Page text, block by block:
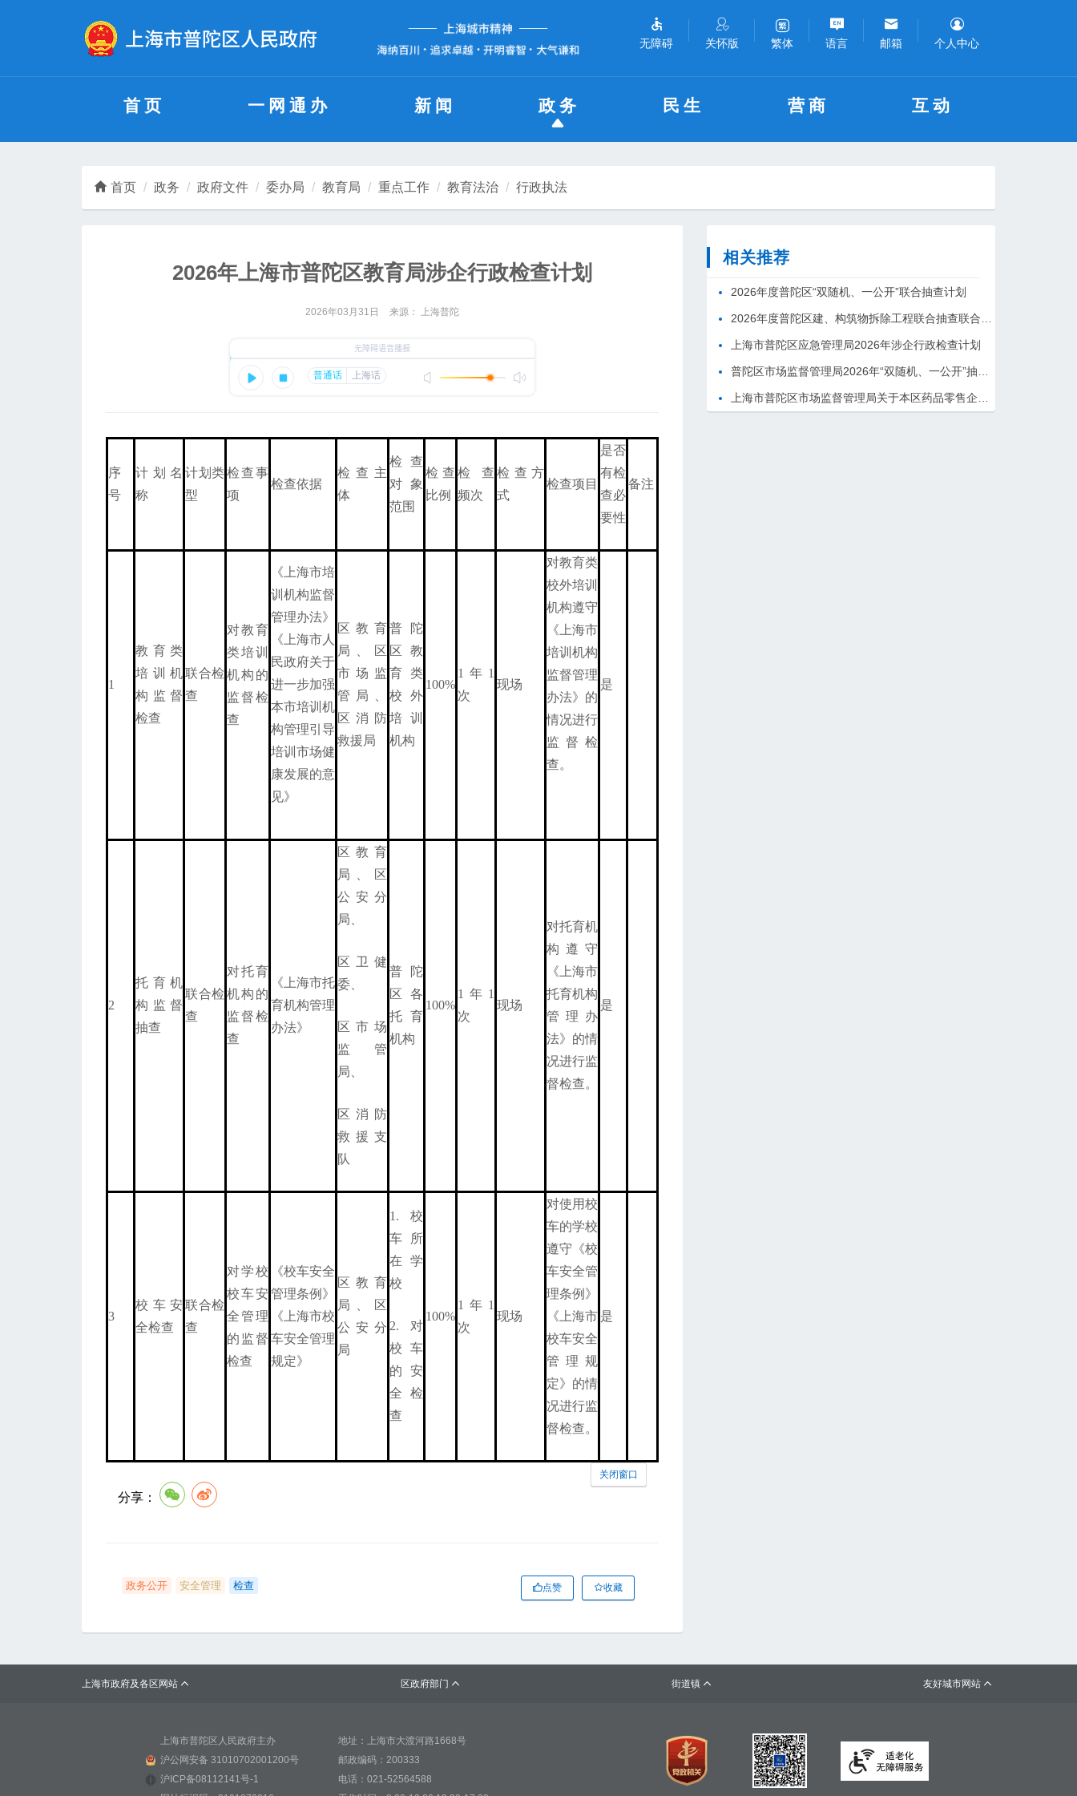
无障碍 关怀版 繁体 语言 邮箱 个人中心
首页 一网通办 新闻 政务 民生 营商 互动
首页 政务 政府文件 委办局 教育局 重点工作 教育法治 行政执法
2026年上海市普陀区教育局涉企行政检查计划
2026年03月31日 来源： 上海普陀
序
号
计划名
称
计划类
型
检查事
项
检查依据
检查主
体
检查
对象
范围
检查
比例
检查
频次
检查方
式
检查项目
是否
有检
查必
要性
备注
1
教育类
培训机
构监督
检查
联合检
查
对教育
类培训
机构的
监督检
查
《上海市培
训机构监督
管理办法》
《上海市人
民政府关于
进一步加强
本市培训机
构管理引导
培训市场健
康发展的意
见》
区教育
局、区
市场监
管局、
区消防
救援局
普陀
区教
育类
校外
培训
机构
100%
1年1
次
现场
对教育类
校外培训
机构遵守
《上海市
培训机构
监督管理
办法》的
情况进行
监督检
查。
是
2
托育机
构监督
抽查
联合检
查
对托育
机构的
监督检
查
《上海市托
育机构管理
办法》
区教育
局、区
公安分
局、
区卫健
委、
区市场
监管
局、
区消防
救援支
队
普陀
区各
托育
机构
100%
1年1
次
现场
对托育机
构遵守
《上海市
托育机构
管理办
法》的情
况进行监
督检查。
是
3
校车安
全检查
联合检
查
对学校
校车安
全管理
的监督
检查
《校车安全
管理条例》
《上海市校
车安全管理
规定》
区教育
局、区
公安分
局
1.校
车所
在学
校
2.对
校车
的安
全检
查
100%
1年1
次
现场
对使用校
车的学校
遵守《校
车安全管
理条例》
《上海市
校车安全
管理规
定》的情
况进行监
督检查。
是
分享：
关闭窗口
政务公开 安全管理 检查 点赞 收藏
相关推荐
2026年度普陀区“双随机、一公开”联合抽查计划
上海市普陀区应急管理局2026年涉企行政检查计划
上海市政府及各区网站  区政府部门  街道镇  友好城市网站 
上海市普陀区人民政府主办
地址：上海市大渡河路1668号
沪公网安备 31010702001200号
邮政编码：200333
沪ICP备08112141号-1
电话：021-52564588